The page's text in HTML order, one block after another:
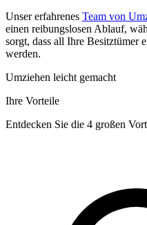
Unser erfahrenes Team von
einen reibungslosen Ablauf,
sorgt, dass all Ihre Besitztümer
werden.
Umziehen leicht gemacht
Ihre Vorteile
Entdecken Sie die 4 großen